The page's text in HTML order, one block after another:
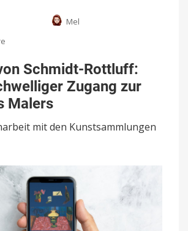
Mel
Kopf
von
Schmidt-
Rottluff:
Niedrigschwelliger
Zugang
zur
Malers
Schmidt-Rottluff:
Zugang zur
Malers
mit den Kunstsammlungen